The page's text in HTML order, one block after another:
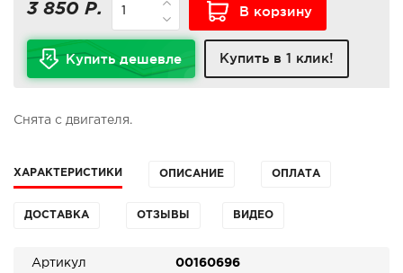
3 850 Р. В корзину
Купить дешевле Купить в 1 клик!
Снята с двигателя.
ХАРАКТЕРИСТИКИ ОПИСАНИЕ ОПЛАТА
ДОСТАВКА ОТЗЫВЫ ВИДЕО
Артикул 00160696